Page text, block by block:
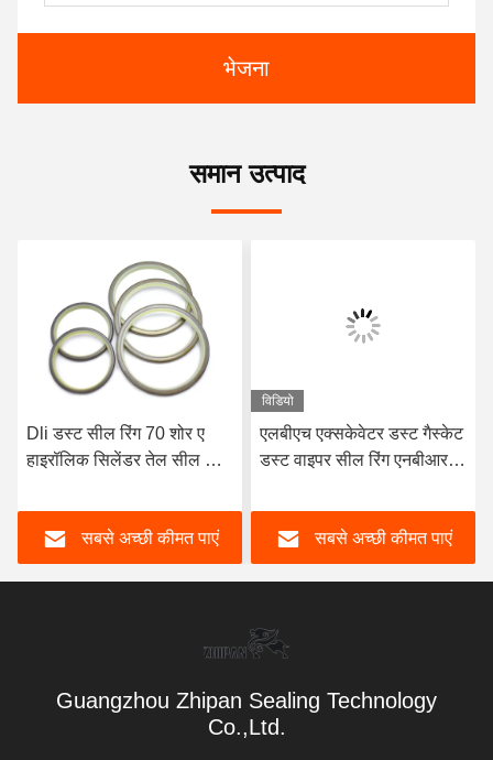
भेजना
समान उत्पाद
Dli डस्ट सील रिंग 70 शोर ए
हाइरॉलिक सिलेंडर तेल सील पीयू
सबसे अच्छी कीमत पाएं
विडियो
एलबीएच एक्सकेवेटर डस्ट गैस्केट
डस्ट वाइपर सील रिंग एनबीआर
सबसे अच्छी कीमत पाएं
Guangzhou Zhipan Sealing Technology
Co.,Ltd.